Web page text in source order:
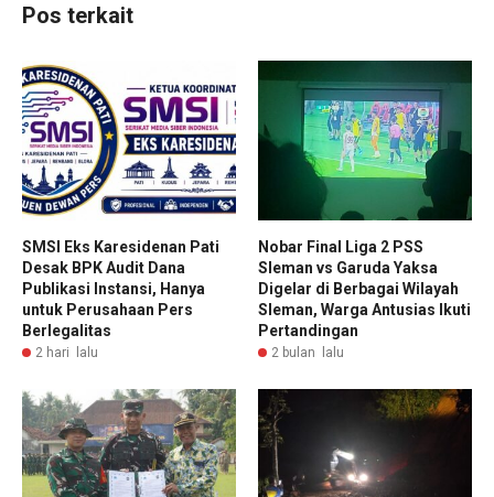
Pos terkait
SMSI Eks Karesidenan Pati
Desak BPK Audit Dana
Publikasi Instansi, Hanya
untuk Perusahaan Pers
Berlegalitas
2 hari lalu
Nobar Final Liga 2 PSS
Sleman vs Garuda Yaksa
Digelar di Berbagai Wilayah
Sleman, Warga Antusias Ikuti
Pertandingan
2 bulan lalu